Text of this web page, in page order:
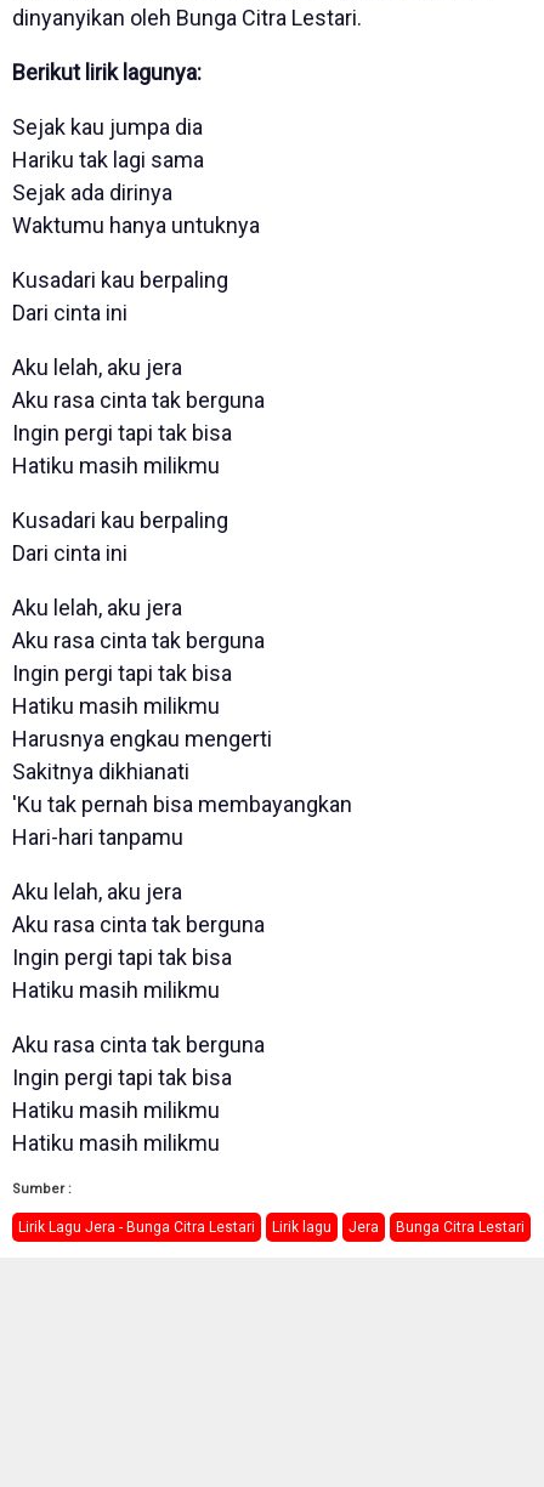
dinyanyikan oleh Bunga Citra Lestari.
Berikut lirik lagunya:
Sejak kau jumpa dia
Hariku tak lagi sama
Sejak ada dirinya
Waktumu hanya untuknya
Kusadari kau berpaling
Dari cinta ini
Aku lelah, aku jera
Aku rasa cinta tak berguna
Ingin pergi tapi tak bisa
Hatiku masih milikmu
Kusadari kau berpaling
Dari cinta ini
Aku lelah, aku jera
Aku rasa cinta tak berguna
Ingin pergi tapi tak bisa
Hatiku masih milikmu
Harusnya engkau mengerti
Sakitnya dikhianati
'Ku tak pernah bisa membayangkan
Hari-hari tanpamu
Aku lelah, aku jera
Aku rasa cinta tak berguna
Ingin pergi tapi tak bisa
Hatiku masih milikmu
Aku rasa cinta tak berguna
Ingin pergi tapi tak bisa
Hatiku masih milikmu
Hatiku masih milikmu
Sumber :
Lirik Lagu Jera - Bunga Citra Lestari Lirik lagu Jera Bunga Citra Lestari